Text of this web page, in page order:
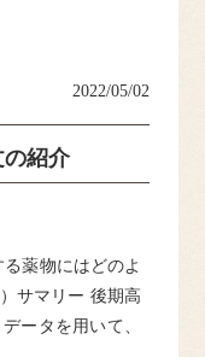
紹介
2022/05/02
薬物にはどのよ
サマリー 後期高
ータを用いて、